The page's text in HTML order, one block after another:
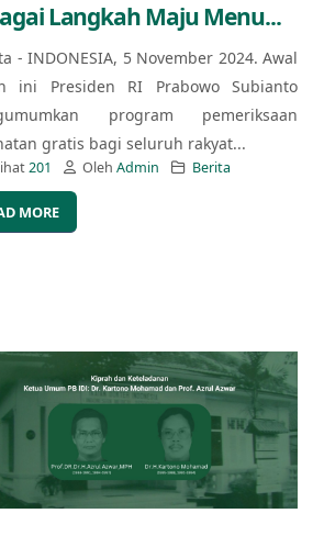
Langkah Maju Menu...
- INDONESIA, 5 November 2024. Awal
ini Presiden RI Prabowo Subianto
program pemeriksaan
gratis bagi seluruh rakyat...
201 Oleh Admin Berita
MORE